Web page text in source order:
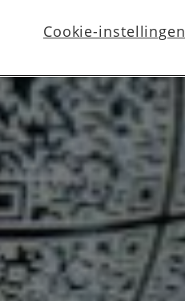
Cookie-instellingen